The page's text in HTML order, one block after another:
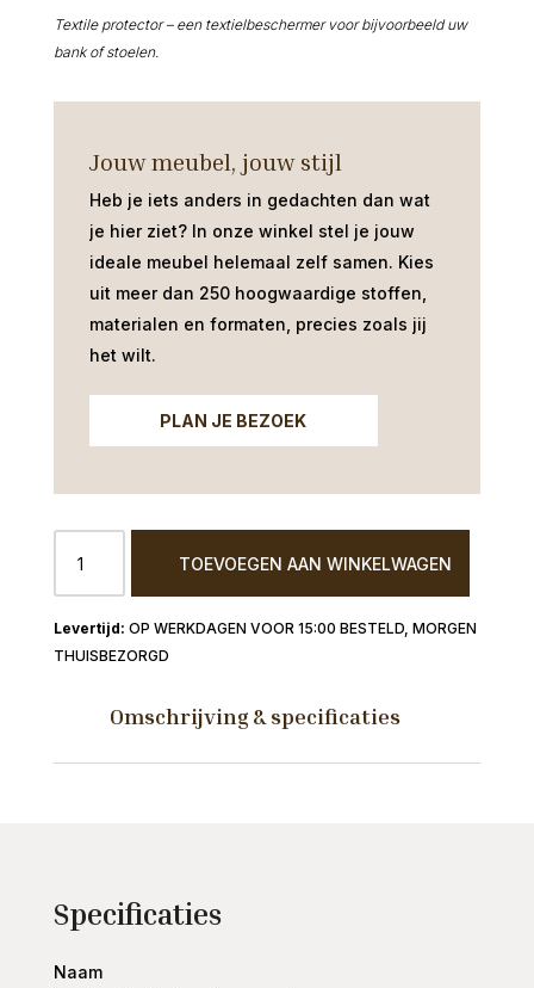
Textile protector – een textielbeschermer voor bijvoorbeeld uw
bank of stoelen.
Jouw meubel, jouw stijl
Heb je iets anders in gedachten dan wat
je hier ziet? In onze winkel stel je jouw
ideale meubel helemaal zelf samen. Kies
uit meer dan 250 hoogwaardige stoffen,
materialen en formaten, precies zoals jij
het wilt.
PLAN JE BEZOEK
textielbeschermer
-
inpregneerspray
aantal
TOEVOEGEN AAN WINKELWAGEN
OP WERKDAGEN VOOR 15:00 BESTELD, MORGEN
THUISBEZORGD
Omschrijving & specificaties
Specificaties
Naam